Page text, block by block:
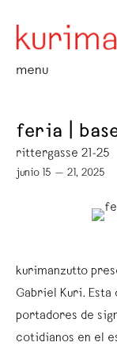
menu
feria |
rittergasse 21-25
junio 15 — 21, 2025
kurimanzutto
Gabriel Kuri.
portadores de
cotidianos en el